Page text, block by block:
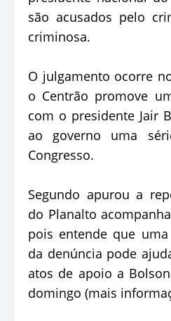
são acusados pelo
criminosa.
O julgamento ocorre
o Centrão promove
com o presidente Jair
ao governo uma
Congresso.
Segundo apurou a
do Planalto
pois entende que
da denúncia pode
atos de apoio a
domingo (mais